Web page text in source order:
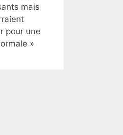
mais
pour une
»